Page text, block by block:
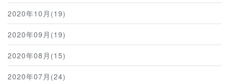
2020年10月(19)
2020年09月(19)
2020年08月(15)
2020年07月(24)